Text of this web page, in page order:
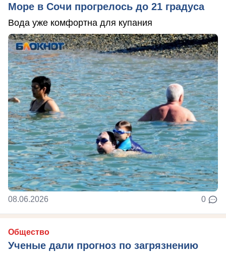
Море в Сочи прогрелось до 21 градуса
Вода уже комфортна для купания
08.06.2026 0
Общество
Ученые дали прогноз по загрязнению